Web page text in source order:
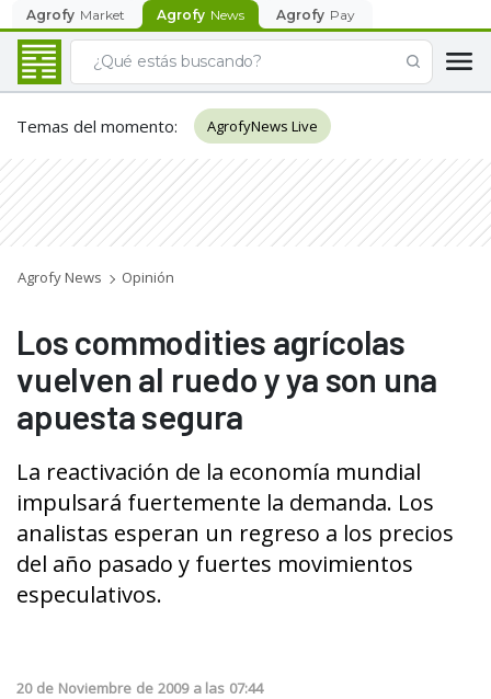
Agrofy Market Agrofy News Agrofy Pay
Temas del momento: AgrofyNews Live
Agrofy News Opinión
Los commodities agrícolas
vuelven al ruedo y ya son una
apuesta segura
La reactivación de la economía mundial
impulsará fuertemente la demanda. Los
analistas esperan un regreso a los precios
del año pasado y fuertes movimientos
especulativos.
20 de Noviembre de 2009 a las 07:44